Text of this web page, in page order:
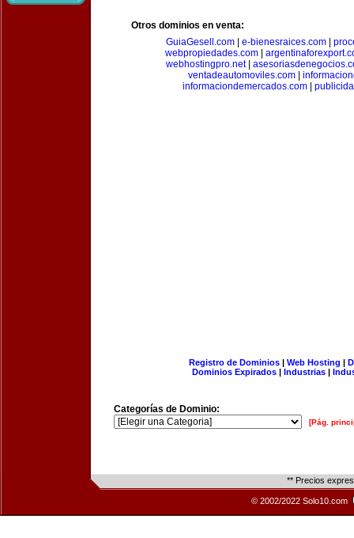
Otros dominios en venta:
GuiaGesell.com
e-bienesraices.com
webpropiedades.com
webhostingpro.net|
ventadeautomoviles.com|
informaciondemercados.com|
Registro de Dominios| Web Hosting |
Dominios Expirados | Industrias |
Categorías de Dominio:
[Pág.
** Precios
© 2002/2022 Solo10.com